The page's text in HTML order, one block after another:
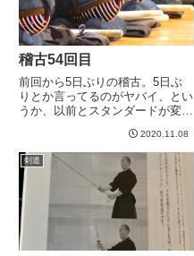
稽古54回目
前回から5日ぶりの稽古。5日ぶ
りとか言ってるのがヤバイ、とい
うか、以前とスタンダードが変わ
のが当たり前になってきたため5
日あくと、結構間が空いてしまっ
た印象。さて、今日も審査稽古を
行ったのですが、あんまり動き
良...
2020.11.08
剣道